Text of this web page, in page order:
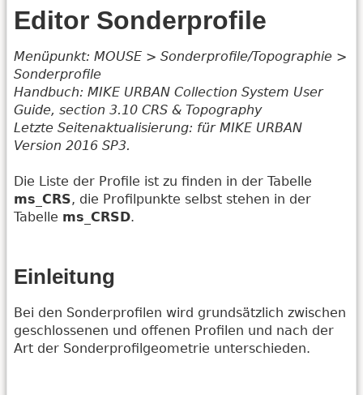
Editor Sonderprofile
Menüpunkt: MOUSE > Sonderprofile/Topographie >
Sonderprofile
Handbuch: MIKE URBAN Collection System User
Guide, section 3.10 CRS & Topography
Letzte Seitenaktualisierung: für MIKE URBAN
Version 2016 SP3.
Die Liste der Profile ist zu finden in der Tabelle
ms_CRS, die Profilpunkte selbst stehen in der
Tabelle ms_CRSD.
Einleitung
Bei den Sonderprofilen wird grundsätzlich zwischen
geschlossenen und offenen Profilen und nach der
Art der Sonderprofilgeometrie unterschieden.